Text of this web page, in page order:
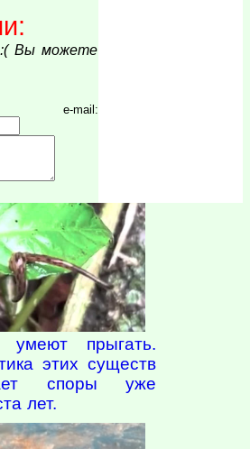
Вы можете
mail:
умеют прыгать.
этих существ
споры уже
лет.